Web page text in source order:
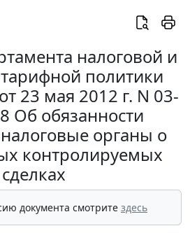
налоговой и
политики
23 мая 2012 г. N 03-
Об обязанности
органы о
контролируемых
сделках
документа смотрите здесь